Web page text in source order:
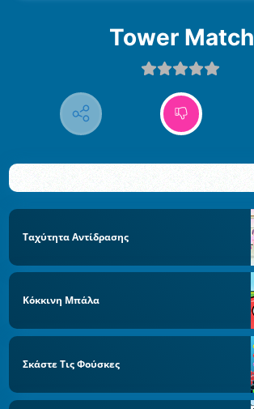
Tower Match
Ταχύτητα Αντίδρασης
Κόκκινη Μπάλα
Σκάστε Τις Φούσκες